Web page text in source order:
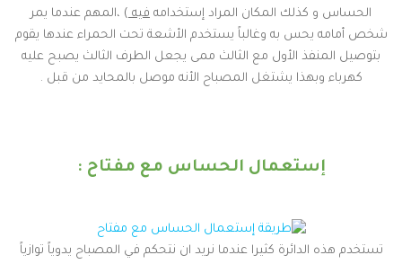
الحساس و كذلك المكان المراد إستخدامه فيه ) ،المهم عندما يمر
شخص أمامه يحس به وغالباً يستخدم الأشعة تحت الحمراء عندها يقوم
بتوصيل المنفذ الأول مع الثالث ممى يجعل الطرف الثالث يصبح عليه
كهرباء وبهذا يشتغل المصباح الأنه موصل بالمحايد من قبل .
إستعمال الحساس مع مفتاح :
تستخدم هذه الدائرة كثيرا عندما نريد ان نتحكم في المصباح يدوياً توازياً